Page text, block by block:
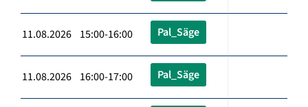
11.08.2026 15:00-16:00 Pal_Säge
11.08.2026 16:00-17:00 Pal_Säge